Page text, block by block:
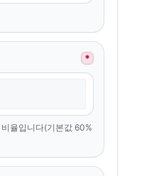
*
율입니다(기본값 60%